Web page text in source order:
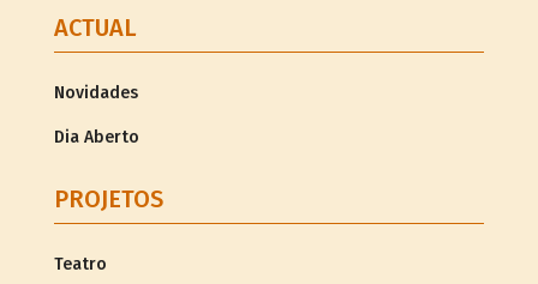
ACTUAL
Novidades
Dia Aberto
PROJETOS
Teatro